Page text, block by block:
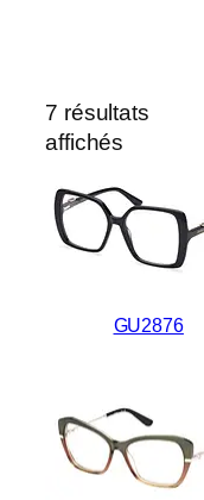
7 résultats
affichés
GU2876